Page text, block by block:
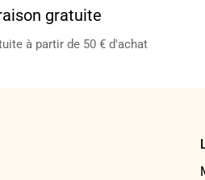
gratuite
à partir de 50 € d'achat